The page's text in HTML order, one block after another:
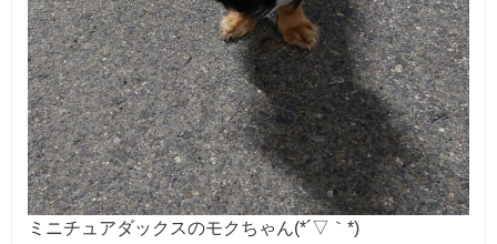
ミニチュアダックスのモクちゃん(*´▽｀*)